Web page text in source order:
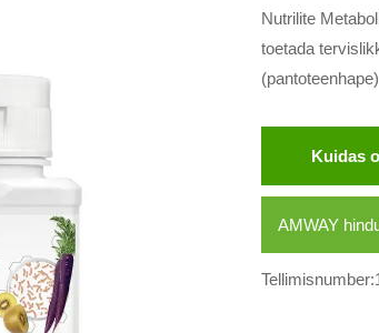
Nutrilite
toetada
Kuidas
AMWAY